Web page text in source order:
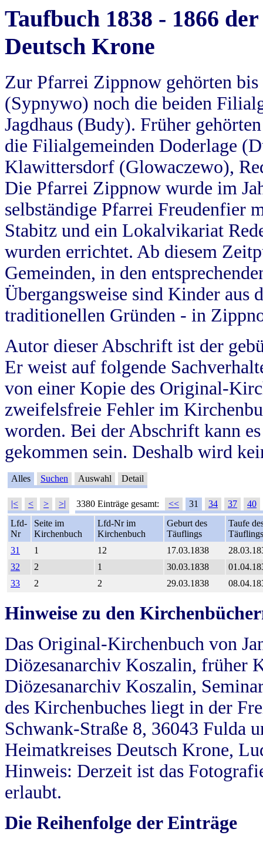
Taufbuch 1838 - 1866
Deutsch Krone
Zur Pfarrei Zippnow gehörten
(Sypnywo) noch die beiden
Jagdhaus (Budy). Früher
die Filialgemeinden Doderlage
Klawittersdorf (Glowaczewo),
Die Pfarrei Zippnow wurde im
selbständige Pfarrei Freudenfier
Stabitz und ein Lokalvikariat
wurden errichtet. Ab diesem
Gemeinden, in den
Übergangsweise sind Kinder aus
traditionellen Gründen - in
Autor dieser Abschrift ist der
Er weist auf folgende
von einer Kopie des Original-
zweifelsfreie Fehler im
worden. Bei der Abschrift kann
gekommen sein. Deshalb wird
Alles Suchen Auswahl Detail
|< < > >| 3380 Einträge gesamt: << 31 34 37
40
Lfd-
Nr
Seite im
Kirchenbuch
Lfd-Nr im
Kirchenbuch
Geburt des
Täuflings
Taufe
Täuflings
31
1 12 17.03.1838
32
2 1 30.03.1838
33
2 2 29.03.1838
Hinweise zu den
Das Original-Kirchenbuch von
Diözesanarchiv Koszalin, früher
Diözesanarchiv Koszalin,
des Kirchenbuches liegt in der
Schwank-Straße 8, 36043 Fulda
Heimatkreises Deutsch Krone,
Hinweis: Derzeit ist das
erlaubt.
Die Reihenfolge der Einträge